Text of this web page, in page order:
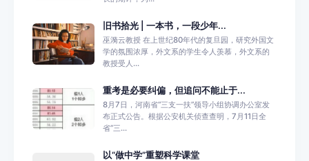
旧书拾光 | 一本书，一段少年...
巫漪云教授 在上世纪80年代的复旦园，研究外国文
学的氛围浓厚，外文系的学生令人羡慕，外文系的
教授受人...
重考是必要纠偏，但追问不能止于...
8月7日，河南省“三支一扶”领导小组协调办公室发
布正式公告。根据公安机关侦查查明，7月11日全
省“三...
以“做中学”重塑科学课堂